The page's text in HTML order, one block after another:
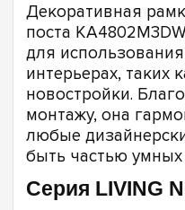
Декоративная
поста
для
интерьерах, таких
новостройки.
монтажу, она
любые
быть частью умных
Серия LIVING